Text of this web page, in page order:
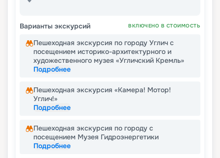
Варианты экскурсий ВКЛЮЧЕНО В СТОИМОСТЬ
Пешеходная экскурсия по городу Углич с
посещением историко-архитектурного и
художественного музея «Угличский Кремль»
Подробнее
Пешеходная экскурсия «Камера! Мотор!
Углич!»
Подробнее
Пешеходная экскурсия по городу с
посещением Музея Гидроэнергетики
Подробнее